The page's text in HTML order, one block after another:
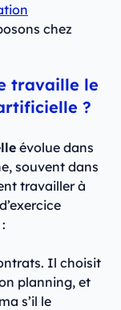
chez
travaille le
?
évolue dans
souvent dans
travailler à
Il choisit
planning, et
s’il le